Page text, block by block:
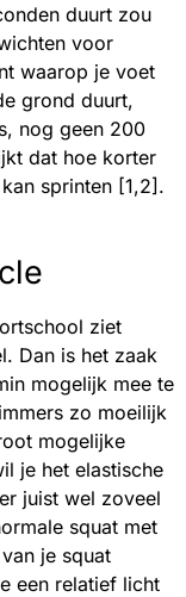
duurt zou
voor
waarop je voet
grond duurt,
nog geen 200
dat hoe korter
sprinten [1,2].
ziet
Dan is het zaak
mogelijk mee te
zo moeilijk
mogelijke
je het elastische
juist wel zoveel
squat met
je squat
een relatief licht